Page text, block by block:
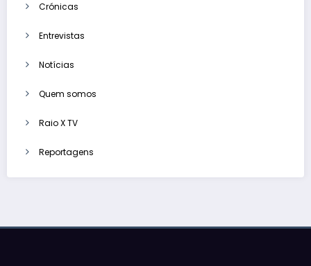
Crónicas
Entrevistas
Notícias
Quem somos
Raio X TV
Reportagens